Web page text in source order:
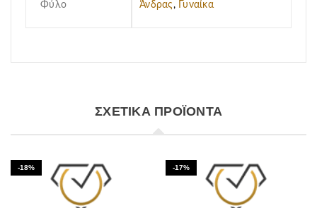
Φύλο Άνδρας, Γυναίκα
ΣΧΕΤΙΚΆ ΠΡΟΪΌΝΤΑ
-18% -17%